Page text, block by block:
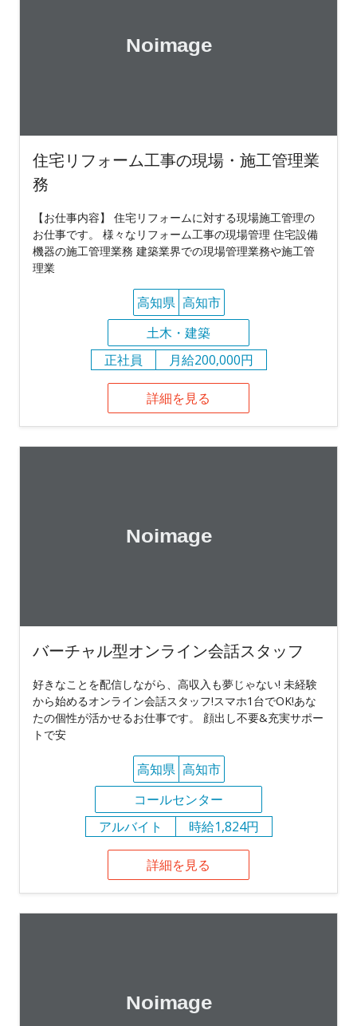
住宅リフォーム工事の現場・施工管理業
務
【お仕事内容】 住宅リフォームに対する現場施工管理の
お仕事です。 様々なリフォーム工事の現場管理 住宅設備
機器の施工管理業務 建築業界での現場管理業務や施工管
理業
高知県 高知市
土木・建築
正社員
月給200,000円
詳細を見る
バーチャル型オンライン会話スタッフ
好きなことを配信しながら、高収入も夢じゃない! 未経験
から始めるオンライン会話スタッフ!スマホ1台でOK!あな
たの個性が活かせるお仕事です。 顔出し不要&充実サポー
トで安
高知県 高知市
コールセンター
アルバイト
時給1,824円
詳細を見る